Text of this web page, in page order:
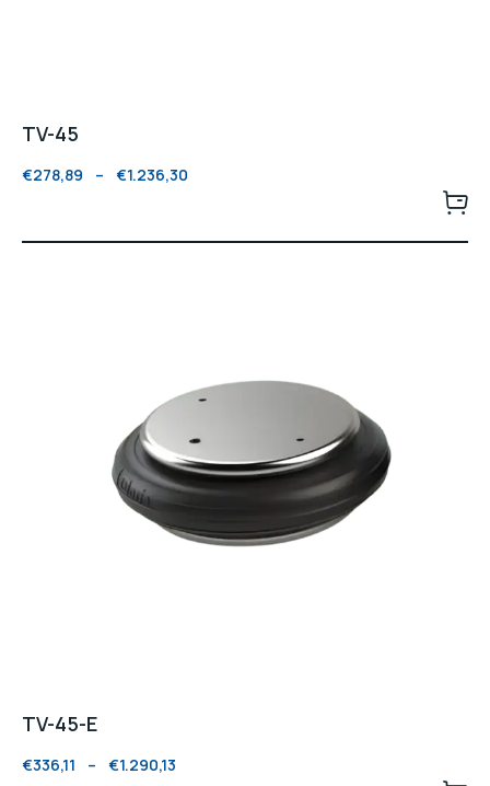
TV-45
€278,89 – €1.236,30
TV-45-E
€336,11 – €1.290,13